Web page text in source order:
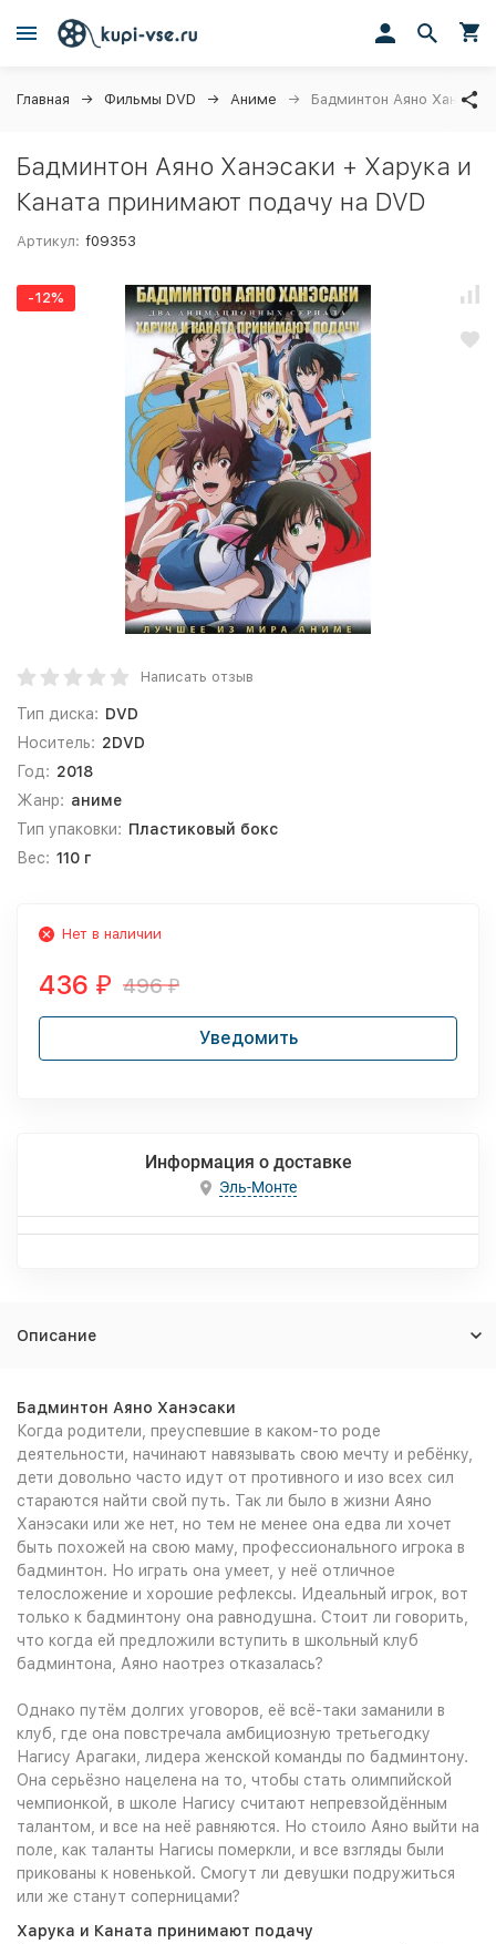
Главная Фильмы DVD Аниме Бадминтон Аяно
Бадминтон Аяно Ханэсаки + Харука и
Каната принимают подачу на DVD
Артикул: f09353
-12%
Написать отзыв
Тип диска: DVD
Носитель: 2DVD
Год: 2018
Жанр: аниме
Тип упаковки: Пластиковый бокс
Вес: 110 г
Нет в наличии
436 ₽ 496₽
Уведомить
Информация о доставке
Эль-Монте
Описание
Бадминтон Аяно Ханэсаки
Когда родители, преуспевшие в каком-то роде
деятельности, начинают навязывать свою мечту и ребёнку,
дети довольно часто идут от противного и изо всех сил
стараются найти свой путь. Так ли было в жизни Аяно
Ханэсаки или же нет, но тем не менее она едва ли хочет
быть похожей на свою маму, профессионального игрока в
бадминтон. Но играть она умеет, у неё отличное
телосложение и хорошие рефлексы. Идеальный игрок, вот
только к бадминтону она равнодушна. Стоит ли говорить,
что когда ей предложили вступить в школьный клуб
бадминтона, Аяно наотрез отказалась?
Однако путём долгих уговоров, её всё-таки заманили в
клуб, где она повстречала амбициозную третьегодку
Нагису Арагаки, лидера женской команды по бадминтону.
Она серьёзно нацелена на то, чтобы стать олимпийской
чемпионкой, в школе Нагису считают непревзойдённым
талантом, и все на неё равняются. Но стоило Аяно выйти на
поле, как таланты Нагисы померкли, и все взгляды были
прикованы к новенькой. Смогут ли девушки подружиться
или же станут соперницами?
Харука и Каната принимают подачу